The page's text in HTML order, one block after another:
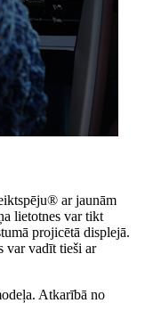
ar jaunām
lietotnes var tikt
projicētā displejā.
var vadīt tieši ar
Atkarībā no